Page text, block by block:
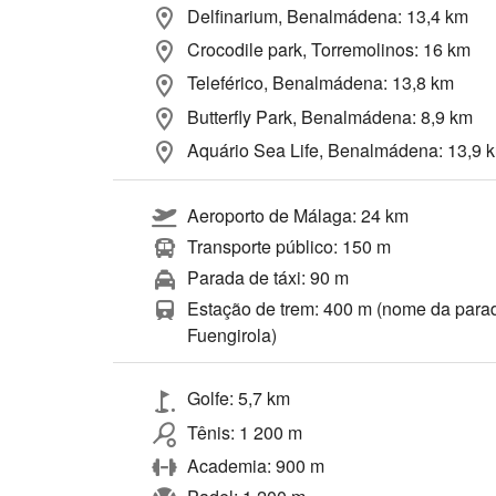
Delfinarium, Benalmádena: 13,4 km
Crocodile park, Torremolinos: 16 km
Teleférico, Benalmádena: 13,8 km
Butterfly Park, Benalmádena: 8,9 km
Aquário Sea Life, Benalmádena: 13,9
Aeroporto de Málaga: 24 km
Transporte público: 150 m
Parada de táxi: 90 m
Estação de trem: 400 m (nome da
Fuengirola)
Golfe: 5,7 km
Tênis: 1 200 m
Academia: 900 m